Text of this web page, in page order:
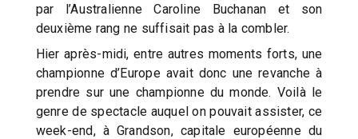
par l’Australienne Caroline Buchanan et son
deuxième rang ne suffisait pas à la combler.
Hier après-midi, entre autres moments forts, une
championne d’Europe avait donc une revanche à
prendre sur une championne du monde. Voilà le
genre de spectacle auquel on pouvait assister, ce
week-end, à Grandson, capitale européenne du